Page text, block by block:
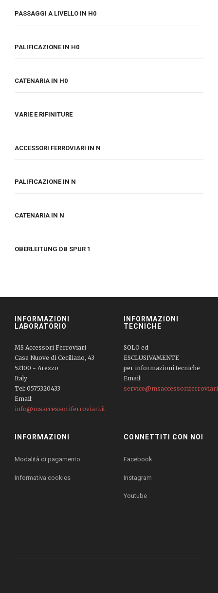
PASSAGGI A LIVELLO IN H0
PALIFICAZIONE IN H0
CATENARIA IN H0
VARIE E RIFINITURE
ACCESSORI FERROVIARI IN N
PALIFICAZIONE IN N
CATENARIA IN N
OBERLEITUNG DB SPUR 1
INFORMAZIONI
LABORATORIO
MS Accessori Ferroviari
Case Nuove di Ceciliano, 43
52100 - Arezzo
Italy
Tel: 0575320433
Email:
info@msaccessoriferroviari.it
INFORMAZIONI
TECNICHE
SOLO ed
ESCLUSIVAMENTE
per informazioni tecniche
Email:
INFORMAZIONI
Modalità di pagamento
Informativa cookies
CONNETTITI CON NOI
Facebook
Instagram
Youtube